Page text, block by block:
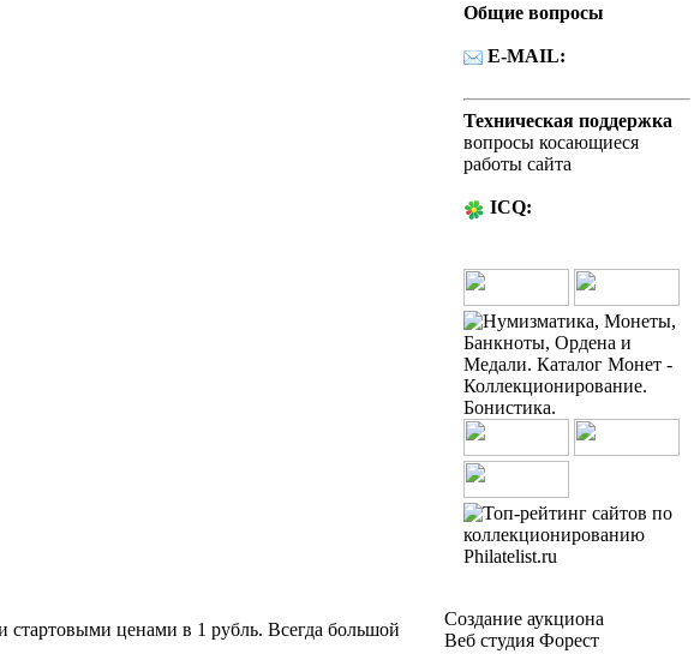
Общие вопросы
E-MAIL:
Техническая поддержка
вопросы косающиеся
работы сайта
ICQ:
ценами в 1 рубль. Всегда большой
Создание аукциона
Веб студия Форест